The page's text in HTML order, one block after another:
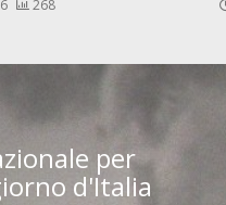
268
per
d'Italia